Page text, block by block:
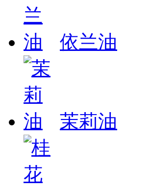
依兰油
茉莉油